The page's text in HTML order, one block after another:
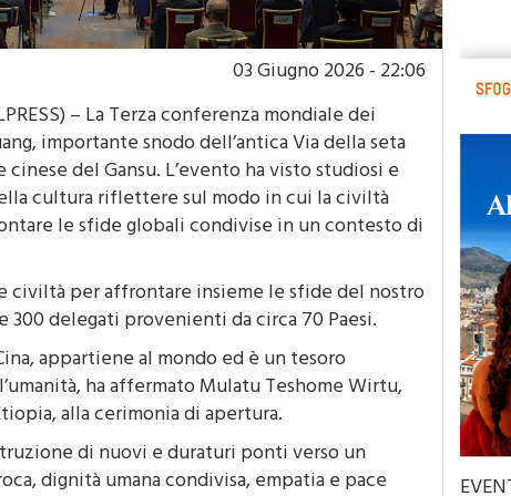
03 Giugno 2026 - 22:06
– La Terza conferenza mondiale dei
importante snodo dell’antica Via della seta
del Gansu. L’evento ha visto studiosi e
cultura riflettere sul modo in cui la civiltà
le sfide globali condivise in un contesto di
civiltà per affrontare insieme le sfide del nostro
delegati provenienti da circa 70 Paesi.
appartiene al mondo ed è un tesoro
ha affermato Mulatu Teshome Wirtu,
alla cerimonia di apertura.
di nuovi e duraturi ponti verso un
dignità umana condivisa, empatia e pace